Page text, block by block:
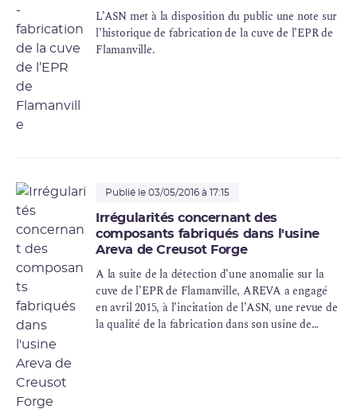
L’ASN met à la disposition du public une note sur
l’historique de fabrication de la cuve de l’EPR de
Flamanville.
Publié le 03/05/2016 à 17:15
Irrégularités concernant des
composants fabriqués dans l'usine
Areva de Creusot Forge
A la suite de la détection d’une anomalie sur la
cuve de l’EPR de Flamanville, AREVA a engagé
en avril 2015, à l’incitation de l’ASN, une revue de
la qualité de la fabrication dans son usine de